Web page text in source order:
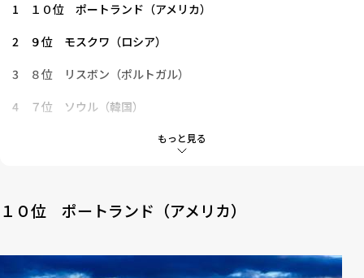
もっと見る
1
１０位 ポートランド（アメリカ）
2
９位 モスクワ（ロシア）
3
８位 リスボン（ポルトガル）
4
７位 ソウル（韓国）
６位 ピストイア（イタリア）
４位 メリダ（メキシコ）
２位 ケープタウン（南アフリカ）
１０位 ポートランド（アメリカ）